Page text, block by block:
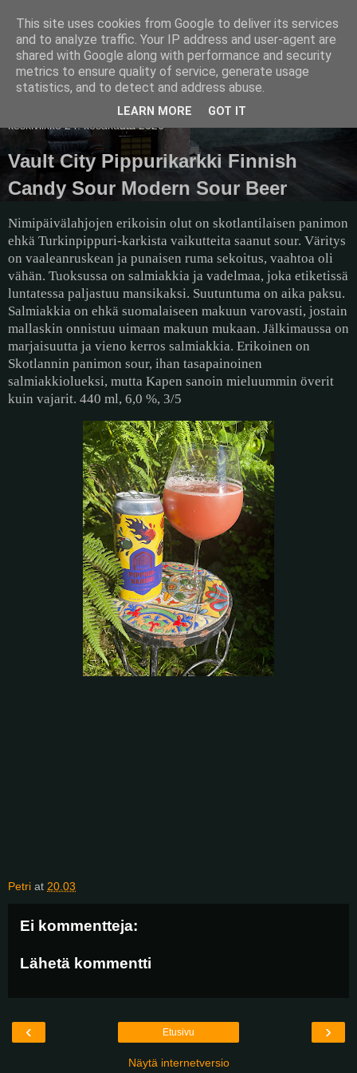
Pullollinen
keskiviikko 24. kesäkuuta 2026
Vault City Pippurikarkki Finnish
Candy Sour Modern Sour Beer
Nimipäivälahjojen erikoisin olut on skotlantilaisen panimon
ehkä Turkinpippuri-karkista vaikutteita saanut sour. Väritys
on vaaleanruskean ja punaisen ruma sekoitus, vaahtoa oli
vähän. Tuoksussa on salmiakkia ja vadelmaa, joka etiketissä
luntatessa paljastuu mansikaksi. Suutuntuma on aika paksu.
Salmiakkia on ehkä suomalaiseen makuun varovasti, jostain
mallaskin onnistuu uimaan makuun mukaan. Jälkimaussa on
marjaisuutta ja vieno kerros salmiakkia. Erikoinen on
Skotlannin panimon sour, ihan tasapainoinen
salmiakkiolueksi, mutta Kapen sanoin mieluummin överit
kuin vajarit. 440 ml, 6,0 %, 3/5
Petri at 20.03
Ei kommentteja:
Lähetä kommentti
‹ ›
Etusivu
Näytä internetversio
This site uses cookies from Google to deliver its services
and to analyze traffic. Your IP address and user-agent are
shared with Google along with performance and security
metrics to ensure quality of service, generate usage
statistics, and to detect and address abuse.
LEARN MORE GOT IT